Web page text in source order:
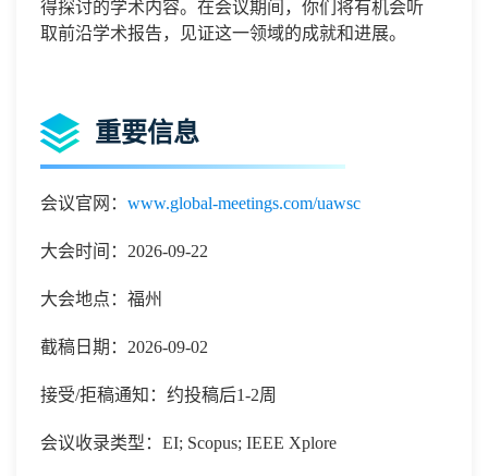
得探讨的学术内容。 在会议期间，你们将有机会听
取前沿学术报告，见证这一领域的成就和进展。
重要信息
会议官网： www.global-meetings.com/uawsc
大会时间：2026-09-22
大会地点：福州
截稿日期：2026-09-02
接受/拒稿通知：约投稿后1-2周
会议收录类型：EI; Scopus; IEEE Xplore